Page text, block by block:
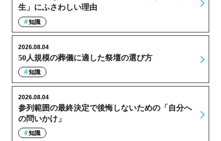
生」にふさわしい理由
知識
50人規模の葬儀に適した祭壇の選び方
2026.08.04
知識
参列範囲の最終決定で後悔しないための「自分へ
の問いかけ」
2026.08.04
知識